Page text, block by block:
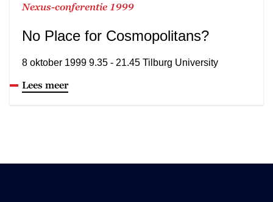
Nexus-conferentie 1999
No Place for Cosmopolitans?
8 oktober 1999 9.35 - 21.45 Tilburg University
Lees meer